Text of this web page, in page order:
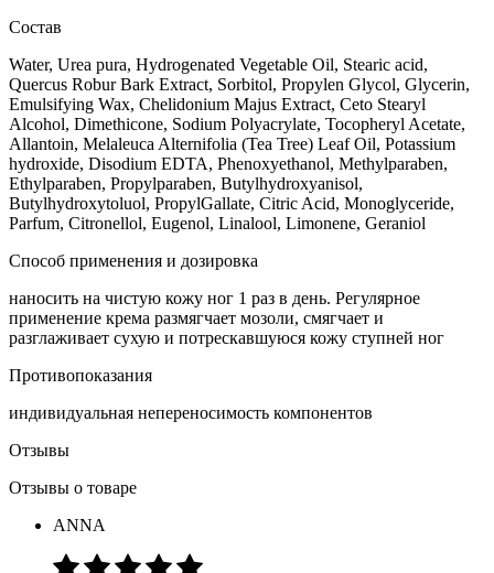
Состав
Water, Urea pura, Hydrogenated Vegetable Oil, Stearic acid,
Quercus Robur Bark Extract, Sorbitol, Propylen Glycol, Glycerin,
Emulsifying Wax, Chelidonium Majus Extract, Ceto Stearyl
Alcohol, Dimethicone, Sodium Polyacrylate, Tocopheryl Acetate,
Allantoin, Melaleuca Alternifolia (Tea Tree) Leaf Oil, Potassium
hydroxide, Disodium EDTA, Phenoxyethanol, Methylparaben,
Ethylparaben, Propylparaben, Butylhydroxyanisol,
Butylhydroxytoluol, PropylGallate, Citric Acid, Monoglyceride,
Parfum, Citronellol, Eugenol, Linalool, Limonene, Geraniol
Способ применения и дозировка
наносить на чистую кожу ног 1 раз в день. Регулярное
применение крема размягчает мозоли, смягчает и
разглаживает сухую и потрескавшуюся кожу ступней ног
Противопоказания
индивидуальная непереносимость компонентов
Отзывы
Отзывы о товаре
ANNA